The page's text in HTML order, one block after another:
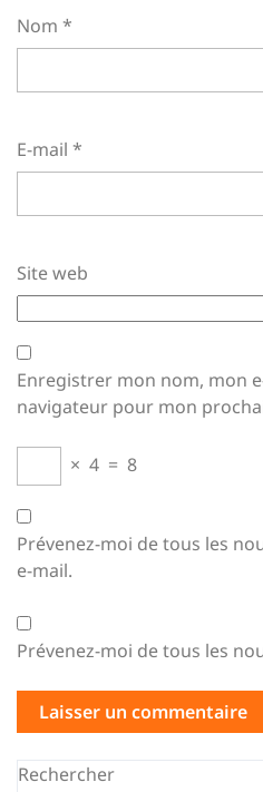
Nom *
E-mail *
Site web
Enregistrer mon nom, mon
navigateur pour mon
× 4 = 8
Prévenez-moi de tous les
e-mail.
Prévenez-moi de tous les
Rechercher